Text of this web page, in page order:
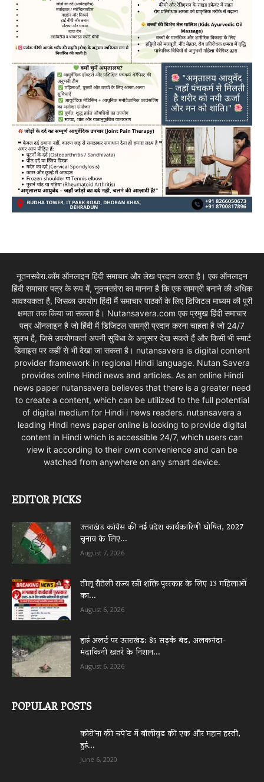
नूतनसवेरा.कॉम ऑनलाइन हिंदी समाचार और लेख प्रदान करता है। एक ऑनलाइन
हिंदी समाचार पत्र के रूप में, नूतनसवेरा का मानना है कि एक सामग्री बनाने की अधिक
आवश्यकता है, जिसका उपयोग हिंदी मैं समाचार पाठकों के लिए डिजिटल माध्यम की पूरी
क्षमता तक किया जा सकता है। Nutansavera.com एक प्रमुख हिंदी समाचार
पत्र ऑनलाइन है जो हिंदी में डिजिटल सामग्री प्रदान करना चाहता है जो 24/7
सुलभ है, जिसे उपयोगकर्ता अपनी सुविधा के अनुसार देख सकते हैं और किसी भी स्मार्ट
डिवाइस पर कहीं से भी देखा जा सकता है। nutansavera is digital content
provider framework in regional Hindi language. Nutan Savera
provides online Hindi news and articles. As an online Hindi
news paper nutansavera believes that there is a greater need
to create a content, which can be utilized to the full potential
of digital medium for Hindi i news readers. nutansavera a
leading Hindi news paper online is looking to provide digital
content in Hindi which is accessible 24/7, which users can
view it according to their own convenience and can be
watched from anywhere on any smart device.
EDITOR PICKS
उत्तराखंड कांग्रेस की नई प्रदेश कार्यकारिणी घोषित, 2027
चुनाव के लिए...
August 7, 2026
तीलू रौतेली राज्य स्त्री शक्ति पुरस्कार के लिए 13 महिलाओं
का...
August 6, 2026
हाई अलर्ट पर उत्तराखंड: 85 सड़कें बंद, अलकनंदा-
मंदाकिनी खतरे के निशान...
August 6, 2026
POPULAR POSTS
कोरो’ना की चपे’ट में बॉलीवुड की एक और महान हस्ती,
हुई...
June 6, 2020